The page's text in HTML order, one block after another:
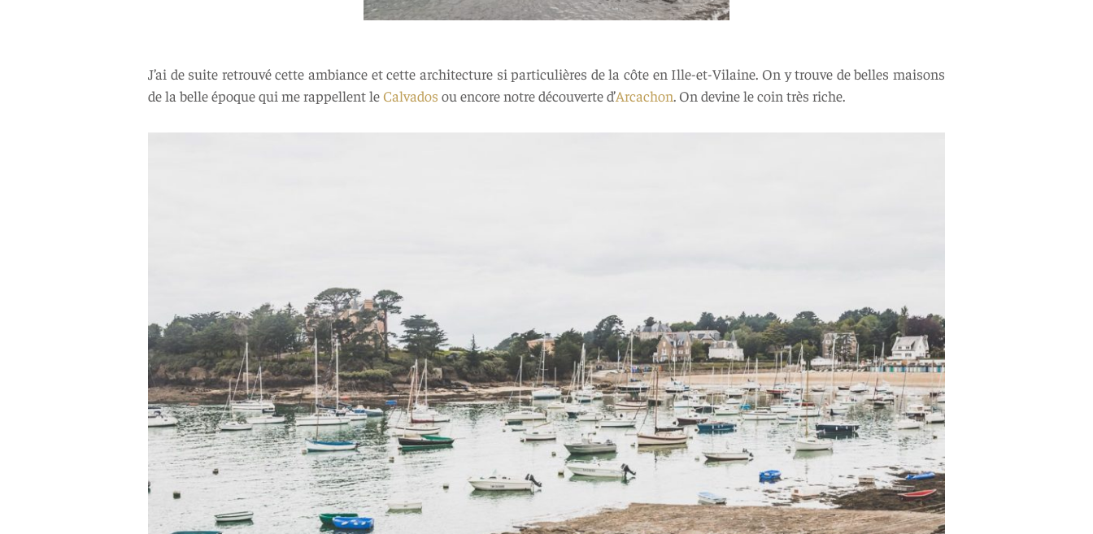
J’ai de suite retrouvé cette ambiance et cette architecture si particulières de la côte en Ille-et-Vilaine. On y trouve de belles maisons
de la belle époque qui me rappellent leCalvados ou encore notre découverte d’Arcachon. On devine le coin très riche.